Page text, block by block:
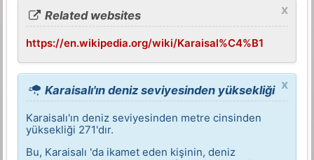
x
Related websites
https://en.wikipedia.org/wiki/Karaisal%C4%B1
x
Karaisalı'ın deniz seviyesinden yüksekliği
Karaisalı'ın deniz seviyesinden metre cinsinden
yüksekliği 271'dır.
Bu, Karaisalı 'da ikamet eden kişinin, deniz